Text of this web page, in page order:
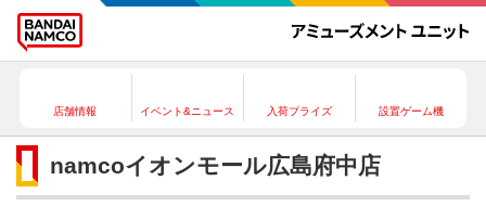
店舗情報 イベント&ニュース 入荷プライズ 設置ゲーム機
namcoイオンモール広島府中店